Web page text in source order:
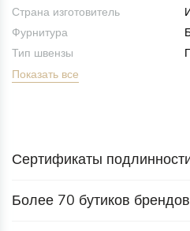
Страна изготовитель
Фурнитура
Тип швензы
Показать все
Сертификаты
Более 70 бутиков